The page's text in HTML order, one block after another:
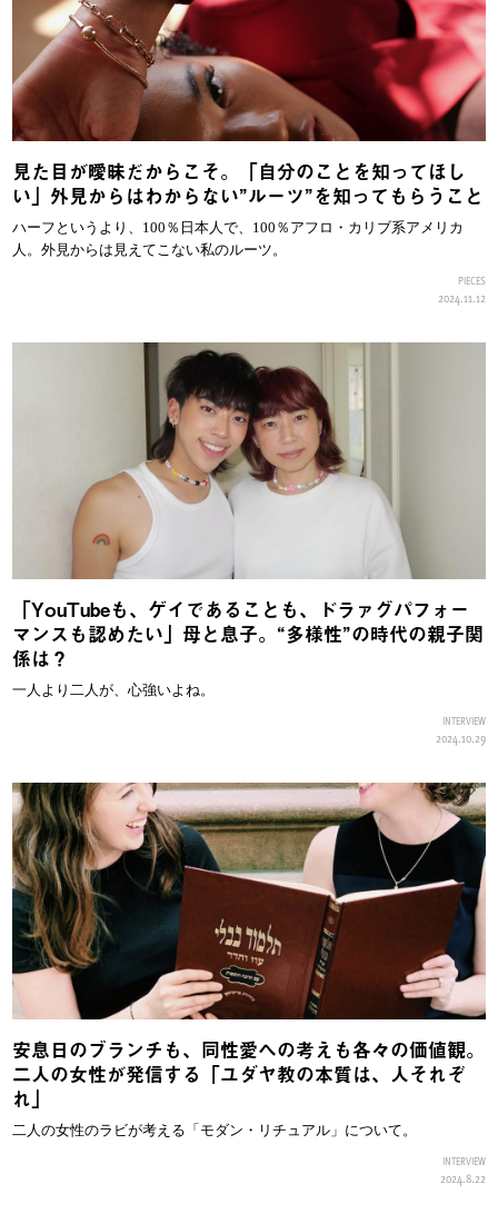
見た目が曖昧だからこそ。「自分のことを知ってほし
い」外見からはわからない”ルーツ”を知ってもらうこと
ハーフというより、100％日本人で、100％アフロ・カリブ系アメリカ
人。外見からは見えてこない私のルーツ。
PIECES
2024.11.12
「YouTubeも、ゲイであることも、ドラァグパフォー
マンスも認めたい」母と息子。“多様性”の時代の親子関
係は？
一人より二人が、心強いよね。
INTERVIEW
2024.10.29
安息日のブランチも、同性愛への考えも各々の価値観。
二人の女性が発信する「ユダヤ教の本質は、人それぞ
れ」
二人の女性のラビが考える「モダン・リチュアル」について。
INTERVIEW
2024.8.22